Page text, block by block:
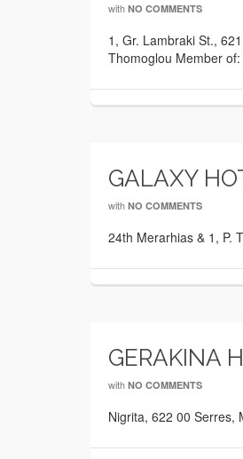
with NO COMMENTS
1, Gr. Lambraki St.,
Thomoglou Member
GALAXY
with NO COMMENTS
24th Merarhias & 1, P.
GERAKINA
with NO COMMENTS
Nigrita, 622 00 Serres,